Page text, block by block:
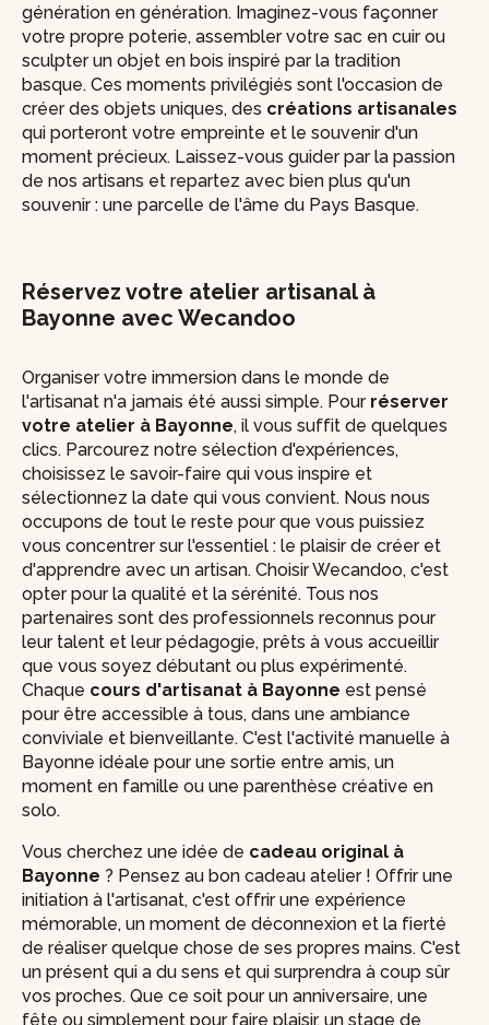
génération en génération. Imaginez-vous façonner
votre propre poterie, assembler votre sac en cuir ou
sculpter un objet en bois inspiré par la tradition
basque. Ces moments privilégiés sont l'occasion de
créer des objets uniques, des créations artisanales
qui porteront votre empreinte et le souvenir d'un
moment précieux. Laissez-vous guider par la passion
de nos artisans et repartez avec bien plus qu'un
souvenir : une parcelle de l'âme du Pays Basque.
Réservez votre atelier artisanal à
Bayonne avec Wecandoo
Organiser votre immersion dans le monde de
l'artisanat n'a jamais été aussi simple. Pour réserver
votre atelier à Bayonne, il vous suffit de quelques
clics. Parcourez notre sélection d'expériences,
choisissez le savoir-faire qui vous inspire et
sélectionnez la date qui vous convient. Nous nous
occupons de tout le reste pour que vous puissiez
vous concentrer sur l'essentiel : le plaisir de créer et
d'apprendre avec un artisan. Choisir Wecandoo, c'est
opter pour la qualité et la sérénité. Tous nos
partenaires sont des professionnels reconnus pour
leur talent et leur pédagogie, prêts à vous accueillir
que vous soyez débutant ou plus expérimenté.
Chaque cours d'artisanat à Bayonne est pensé
pour être accessible à tous, dans une ambiance
conviviale et bienveillante. C'est l'activité manuelle à
Bayonne idéale pour une sortie entre amis, un
moment en famille ou une parenthèse créative en
solo.
Vous cherchez une idée de cadeau original à
Bayonne ? Pensez au bon cadeau atelier ! Offrir une
initiation à l'artisanat, c'est offrir une expérience
mémorable, un moment de déconnexion et la fierté
de réaliser quelque chose de ses propres mains. C'est
un présent qui a du sens et qui surprendra à coup sûr
vos proches. Que ce soit pour un anniversaire, une
fête ou simplement pour faire plaisir, un stage de